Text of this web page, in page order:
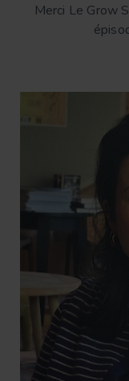
Merci Le Grow